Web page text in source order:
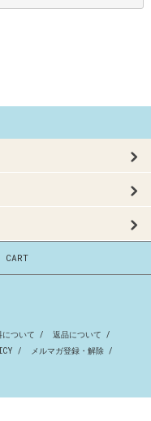
CART
ついて / 返品について /
/ メルマガ登録・解除 /